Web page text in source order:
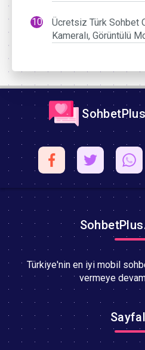
Ücretsiz Türk Sohbet
Kameralı, Görüntülü
Türkiye'nin en iyi mobil
vermeye